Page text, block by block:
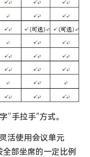
“手拉手”方式。
活使用会议单元
部坐席的一定比例